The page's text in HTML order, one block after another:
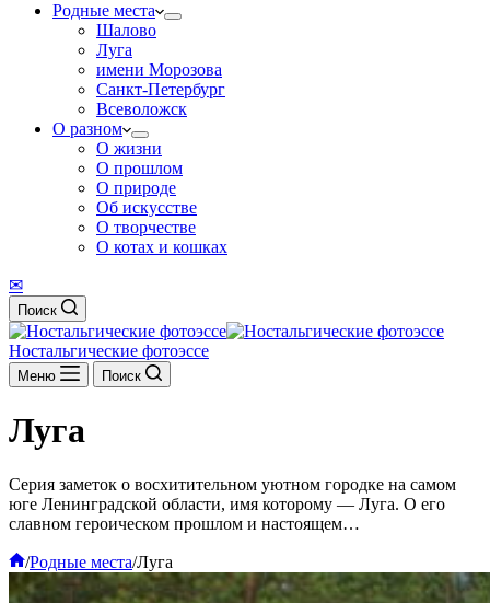
Родные места
Шалово
Луга
имени Морозова
Санкт-Петербург
Всеволожск
О разном
О жизни
О прошлом
О природе
Об искусстве
О творчестве
О котах и кошках
✉
Поиск
Ностальгические фотоэссе
Меню Поиск
Луга
Серия заметок о восхитительном уютном городке на самом
юге Ленинградской области, имя которому — Луга. О его
славном героическом прошлом и настоящем…
Главная
/Родные места/Луга